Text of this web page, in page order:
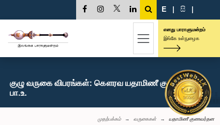
E | සි |
எனது பாராளுமன்றம்
இங்கே உள்நுழைக
குழு வருகை விபரங்கள்: கௌரவ யதாமிணீ குணவர்தன,
பா.உ.
முதற்பக்கம் வருகைகள் யதாமிணீ குணவர்தன